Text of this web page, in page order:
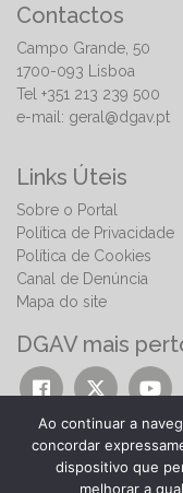
Contactos
Campo Grande, 50
1700-093 Lisboa
Tel +351 213 239 500
e-mail: geral@dgav.pt
Links Úteis
Sobre o Portal
Política de Privacidade
Política de Cookies
Canal de Denúncia
Mapa do site
DGAV mais
Ao continuar a
concordar
dispositivo que
melhorar a